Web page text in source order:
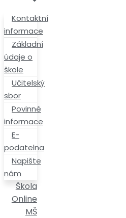
Kontaktní
informace
Základní
údaje o
škole
Učitelský
sbor
Povinné
informace
E-
podatelna
Napište
nám
Škola
Online
MŠ